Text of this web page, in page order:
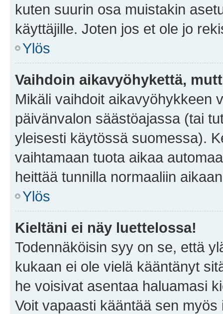
kuten suurin osa muistakin
käyttäjille. Joten jos et ole jo
Ylös
Vaihdoin aikavyöhykettä,
Mikäli vaihdoit aikavyöhykkeen
päivänvalon säästöajassa (tai
yleisesti käytössä suomessa).
vaihtamaan tuota aikaa
heittää tunnilla normaaliin
Ylös
Kieltäni ei näy luettelossa!
Todennäköisin syy on se, että
kukaan ei ole vielä kääntänyt
he voisivat asentaa haluamasi
Voit vapaasti kääntää sen